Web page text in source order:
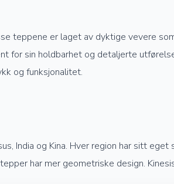
teppene er laget av dyktige vevere
for sin holdbarhet og detaljerte
og funksjonalitet.
India og Kina. Hver region har sitt
har mer geometriske design.